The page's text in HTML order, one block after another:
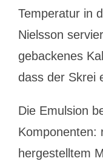
Temperatur in
Nielsson
gebackenes
dass der Skrei
Die Emulsion
Komponenten:
hergestelltem